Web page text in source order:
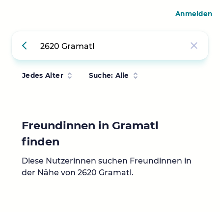
Jedes Alter Suche: Alle
Freundinnen in Gramatl
finden
Diese Nutzerinnen suchen Freundinnen in
der Nähe von 2620 Gramatl.
Anmelden